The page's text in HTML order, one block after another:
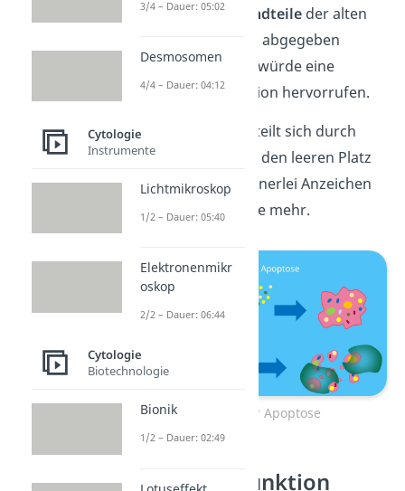
dabeikeine Bestandteile der alten
Zelle in den Körper abgegeben
werden. Denn das würde eine
Entzündungsreaktion hervorrufen.
Eine Nachbarzelle teilt sich durch
Mitose
und nimmt den leeren Platz
ein. Es gibt also keinerlei Anzeichen
einer kaputten Zelle mehr.
Ablauf der Apoptose
Apoptose Funktion
3/4 – Dauer: 05:02
Desmosomen
4/4 – Dauer: 04:12
Cytologie
Instrumente
Lichtmikroskop
1/2 – Dauer: 05:40
Elektronenmikr
oskop
2/2 – Dauer: 06:44
Cytologie
Biotechnologie
Bionik
1/2 – Dauer: 02:49